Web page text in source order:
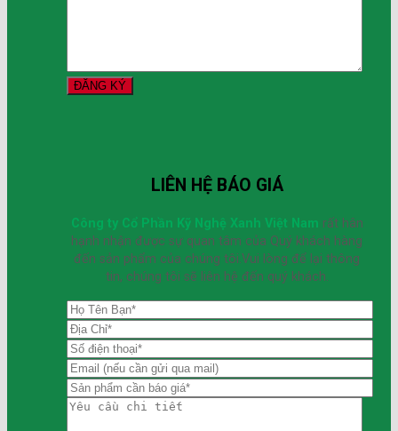
LIÊN HỆ BÁO GIÁ
Công ty Cổ Phần Kỹ Nghệ Xanh Việt Nam rất hân
hạnh nhận được sự quan tâm của Quý khách hàng
đến sản phẩm của chúng tôi.Vui lòng để lại thông
tin, chúng tôi sẽ liên hệ đến quý khách.